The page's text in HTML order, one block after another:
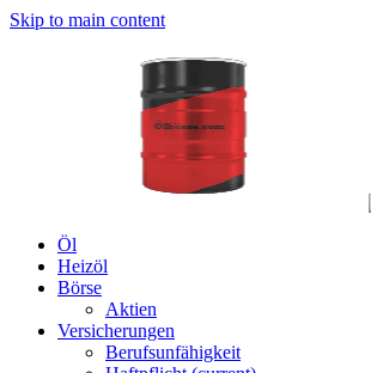
Skip to main content
Öl
Heizöl
Börse
Aktien
Versicherungen
Berufsunfähigkeit